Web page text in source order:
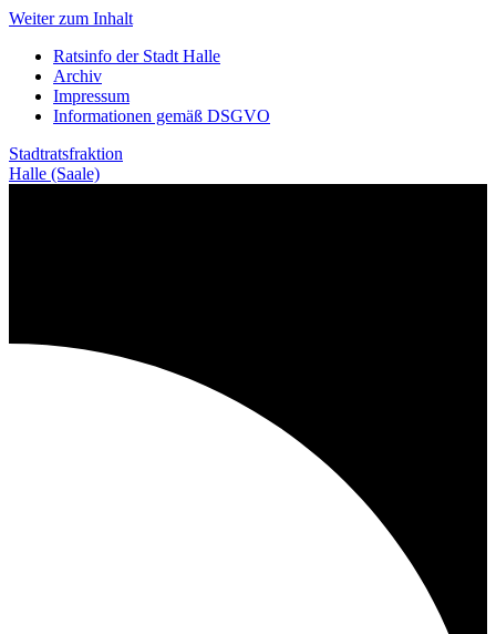
Weiter zum Inhalt
Ratsinfo der Stadt Halle
Archiv
Impressum
Informationen gemäß DSGVO
Stadtratsfraktion
Halle (Saale)